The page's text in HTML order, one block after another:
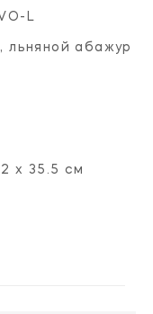
L
льняной абажур
х 35.5 см